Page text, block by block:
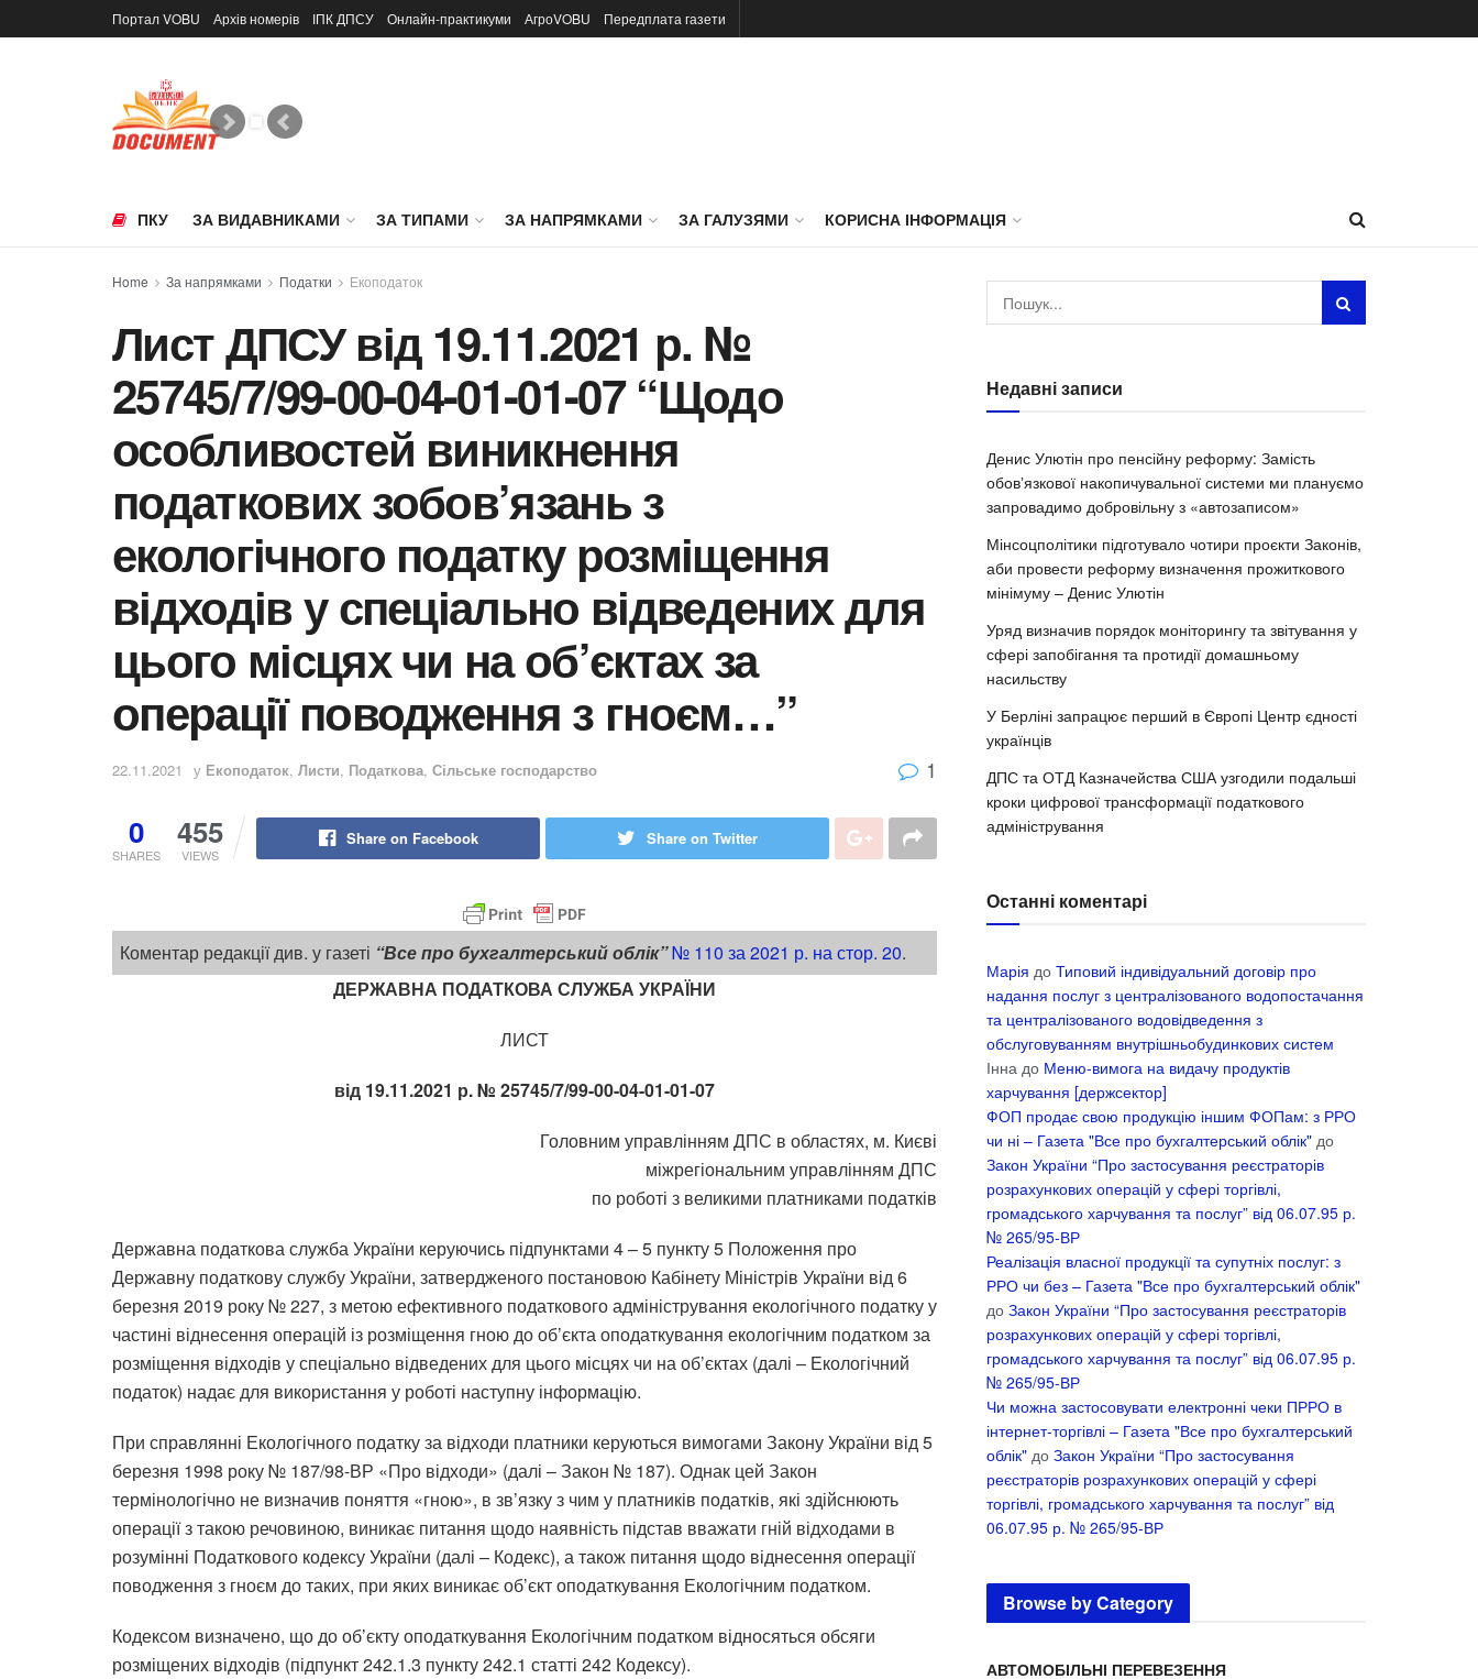
Портал VOBU Архів номерів ІПК ДПСУ Онлайн-практикуми АгроVOBU Передплата газети
ПКУ ЗА ВИДАВНИКАМИ ЗА ТИПАМИ ЗА НАПРЯМКАМИ ЗА ГАЛУЗЯМИ КОРИСНА ІНФОРМАЦІЯ
Home За напрямками Податки Екоподаток
Лист ДПСУ від 19.11.2021 р. №
25745/7/99-00-04-01-01-07 “Щодо
особливостей виникнення
податкових зобов’язань з
екологічного податку розміщення
відходів у спеціально відведених для
цього місцях чи на об’єктах за
операції поводження з гноєм…”
22.11.2021 у Екоподаток, Листи, Податкова, Сільське господарство 1
0
SHARES
455
VIEWS
Share on Facebook Share on Twitter
Коментар редакції див. у газеті “Все про бухгалтерський облік”№ 110 за 2021 р. на стор. 20.
ДЕРЖАВНА ПОДАТКОВА СЛУЖБА УКРАЇНИ
ЛИСТ
від 19.11.2021 р. № 25745/7/99-00-04-01-01-07
Головним управлінням ДПС в областях, м. Києві
міжрегіональним управлінням ДПС
по роботі з великими платниками податків
Державна податкова служба України керуючись підпунктами 4 – 5 пункту 5 Положення про
Державну податкову службу України, затвердженого постановою Кабінету Міністрів України від 6
березня 2019 року № 227, з метою ефективного податкового адміністрування екологічного податку у
частині віднесення операцій із розміщення гною до об’єкта оподаткування екологічним податком за
розміщення відходів у спеціально відведених для цього місцях чи на об’єктах (далі – Екологічний
податок) надає для використання у роботі наступну інформацію.
При справлянні Екологічного податку за відходи платники керуються вимогами Закону України від 5
березня 1998 року № 187/98-ВР «Про відходи» (далі – Закон № 187). Однак цей Закон
термінологічно не визначив поняття «гною», в зв’язку з чим у платників податків, які здійснюють
операції з такою речовиною, виникає питання щодо наявність підстав вважати гній відходами в
розумінні Податкового кодексу України (далі – Кодекс), а також питання щодо віднесення операції
поводження з гноєм до таких, при яких виникає об’єкт оподаткування Екологічним податком.
Кодексом визначено, що до об’єкту оподаткування Екологічним податком відносяться обсяги
розміщених відходів (підпункт 242.1.3 пункту 242.1 статті 242 Кодексу).
Недавні записи
Денис Улютін про пенсійну реформу: Замість
обовʼязкової накопичувальної системи ми плануємо
запровадимо добровільну з «автозаписом»
Мінсоцполітики підготувало чотири проєкти Законів,
аби провести реформу визначення прожиткового
мінімуму – Денис Улютін
Уряд визначив порядок моніторингу та звітування у
сфері запобігання та протидії домашньому
насильству
У Берліні запрацює перший в Європі Центр єдності
українців
ДПС та ОТД Казначейства США узгодили подальші
кроки цифрової трансформації податкового
адміністрування
Останні коментарі
Марія до Типовий індивідуальний договір про
надання послуг з централізованого водопостачання
та централізованого водовідведення з
обслуговуванням внутрішньобудинкових систем
Інна до Меню-вимога на видачу продуктів
харчування [держсектор]
ФОП продає свою продукцію іншим ФОПам: з РРО
чи ні – Газета "Все про бухгалтерський облік" до
Закон України “Про застосування реєстраторів
розрахункових операцій у сфері торгівлі,
громадського харчування та послуг” від 06.07.95 р.
№ 265/95-ВР
Реалізація власної продукції та супутніх послуг: з
РРО чи без – Газета "Все про бухгалтерський облік"
до Закон України “Про застосування реєстраторів
розрахункових операцій у сфері торгівлі,
громадського харчування та послуг” від 06.07.95 р.
№ 265/95-ВР
Чи можна застосовувати електронні чеки ПРРО в
інтернет-торгівлі – Газета "Все про бухгалтерський
облік" до Закон України “Про застосування
реєстраторів розрахункових операцій у сфері
торгівлі, громадського харчування та послуг” від
06.07.95 р. № 265/95-ВР
Browse by Category
АВТОМОБІЛЬНІ ПЕРЕВЕЗЕННЯ